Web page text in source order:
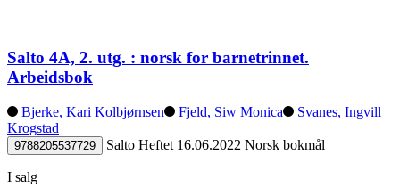
Salto 4A, 2. utg. : norsk for barnetrinnet.
Arbeidsbok
Bjerke, Kari Kolbjørnsen Fjeld, Siw Monica
Svanes, Ingvill
Krogstad
9788205537729 Salto Heftet 16.06.2022 Norsk bokmål
I salg